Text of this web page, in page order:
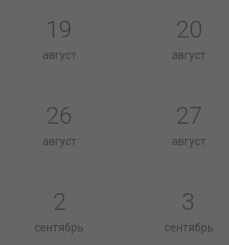
19
август
20
август
26
август
27
август
2
сентябрь
3
сентябрь